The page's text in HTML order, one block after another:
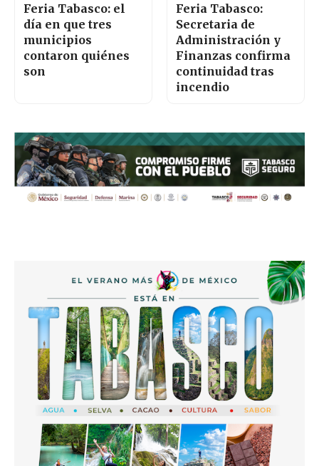
Feria Tabasco: el
día en que tres
municipios
contaron quiénes
son
Feria Tabasco:
Secretaria de
Administración y
Finanzas confirma
continuidad tras
incendio